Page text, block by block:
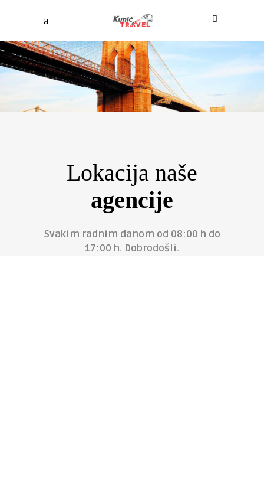
Lokacija naše
agencije
Svakim radnim danom od 08:00 h do
17:00 h. Dobrodošli.